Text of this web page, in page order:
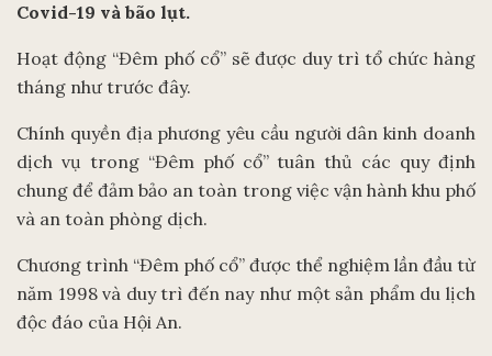
Covid-19 và bão lụt.
Hoạt động “Đêm phố cổ” sẽ được duy trì tổ chức hàng
tháng như trước đây.
Chính quyền địa phương yêu cầu người dân kinh doanh
dịch vụ trong “Đêm phố cổ” tuân thủ các quy định
chung để đảm bảo an toàn trong việc vận hành khu phố
và an toàn phòng dịch.
Chương trình “Đêm phố cổ” được thể nghiệm lần đầu từ
năm 1998 và duy trì đến nay như một sản phẩm du lịch
độc đáo của Hội An.